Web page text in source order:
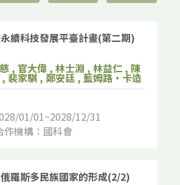
續科技發展平臺計畫(第二期)
, 官大偉 , 林士淵 , 林益仁 , 陳
裴家騏 , 鄭安廷 , 藍姆路‧卡造
01/01~2028/12/31
機構：國科會
羅斯多民族國家的形成(2/2)